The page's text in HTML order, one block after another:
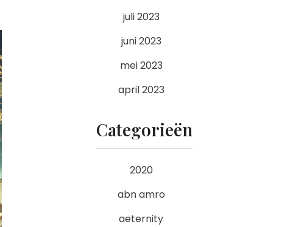
juli 2023
juni 2023
mei 2023
april 2023
Categorieën
2020
abn amro
aeternity